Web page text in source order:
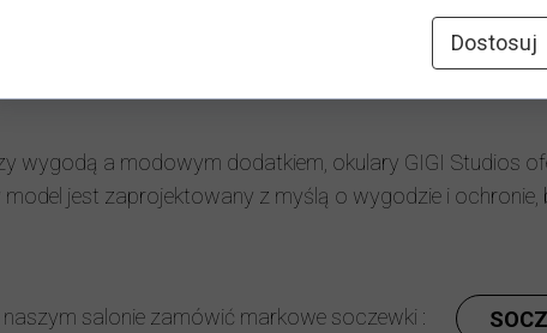
wygodą a modowym dodatkiem, okulary GIGI Studios
jest zaprojektowany z myślą o wygodzie i
salonie zamówić markowe soczewki :
Dostosuj